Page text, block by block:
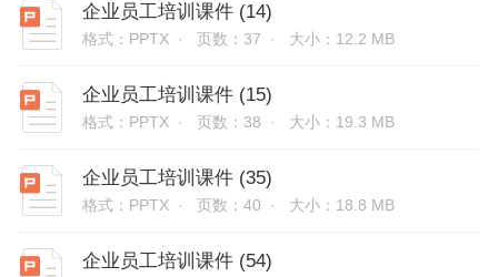
企业员工培训课件 (14)
格式：PPTX · 页数：37 · 大小：12.2 MB
企业员工培训课件 (15)
格式：PPTX · 页数：38 · 大小：19.3 MB
企业员工培训课件 (35)
格式：PPTX · 页数：40 · 大小：18.8 MB
企业员工培训课件 (54)